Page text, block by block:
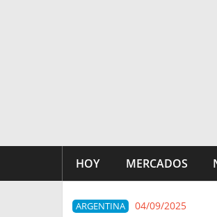
HOY MERCADOS
ARGENTINA 04/09/2025